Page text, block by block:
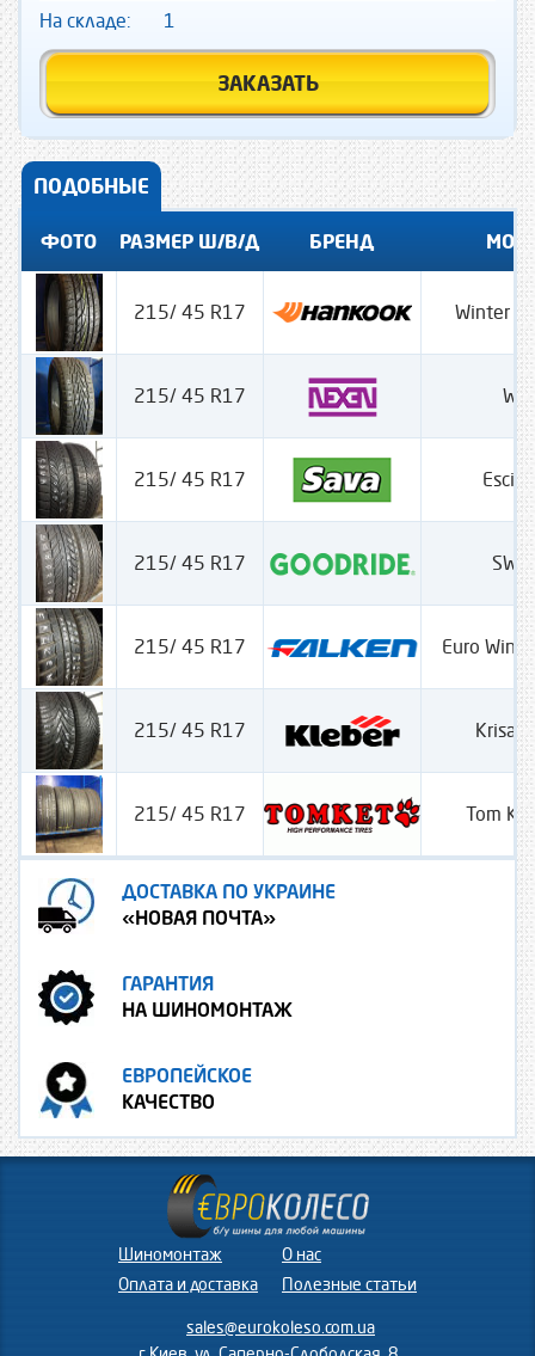
На складе: 1
ЗАКАЗАТЬ
ПОДОБНЫЕ
ФОТО РАЗМЕР Ш/В/Д БРЕНД
215/ 45 R17 Winter
215/ 45 R17
215/ 45 R17
215/ 45 R17 SW
215/ 45 R17 Euro
215/ 45 R17
215/ 45 R17 Tom
ДОСТАВКА ПО УКРАИНЕ
«НОВАЯ ПОЧТА»
ГАРАНТИЯ
НА ШИНОМОНТАЖ
ЕВРОПЕЙСКОЕ
КАЧЕСТВО
Шиномонтаж
Оплата и доставка
О нас
Полезные статьи
sales@eurokoleso.com.ua